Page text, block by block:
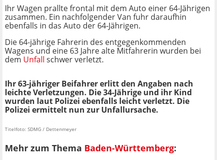
Ihr Wagen prallte frontal mit dem Auto einer 64-Jährigen
zusammen. Ein nachfolgender Van fuhr daraufhin
ebenfalls in das Auto der 64-Jährigen.
Die 64-jährige Fahrerin des entgegenkommenden
Wagens und eine 63 Jahre alte Mitfahrerin wurden bei
dem Unfall schwer verletzt.
Ihr 63-jähriger Beifahrer erlitt den Angaben nach
leichte Verletzungen. Die 34-Jährige und ihr Kind
wurden laut Polizei ebenfalls leicht verletzt. Die
Polizei ermittelt nun zur Unfallursache.
Titelfoto: SDMG / Dettenmeyer
Mehr zum Thema Baden-Württemberg: